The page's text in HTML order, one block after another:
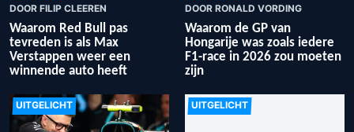
DOOR FILIP CLEEREN
Waarom Red Bull pas
tevreden is als Max
Verstappen weer een
winnende auto heeft
DOOR RONALD VORDING
Waarom de GP van
Hongarije was zoals iedere
F1-race in 2026 zou moeten
zijn
UITGELICHT UITGELICHT